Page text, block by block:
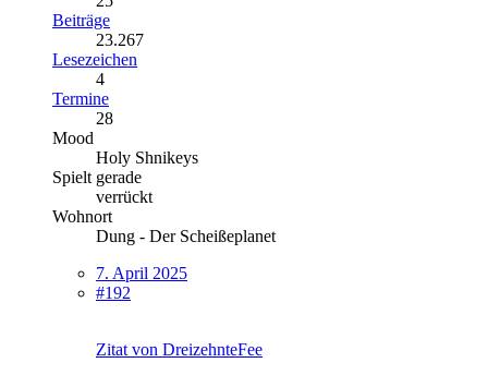
Beiträge
23.267
Lesezeichen
4
Termine
28
Mood
Holy Shnikeys
Spielt gerade
verrückt
Wohnort
Dung - Der Scheißeplanet
7. April 2025
#192
Zitat von DreizehnteFee